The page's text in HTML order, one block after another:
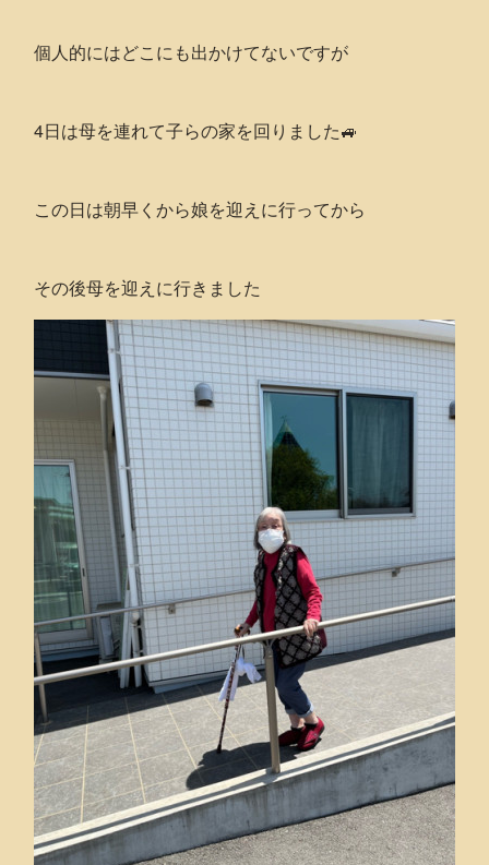
個人的にはどこにも出かけてないですが
4日は母を連れて子らの家を回りました🚙
この日は朝早くから娘を迎えに行ってから
その後母を迎えに行きました